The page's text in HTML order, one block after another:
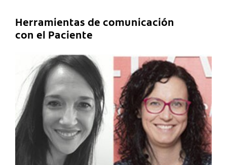
Herramientas de comunicación
con el Paciente